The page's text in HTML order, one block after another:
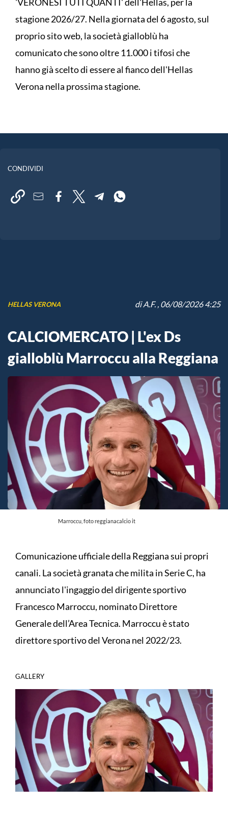
stagione 2026/27. Nella giornata del 6 agosto, sul
proprio sito web, la società gialloblù ha
comunicato che sono oltre 11.000 i tifosi che
hanno già scelto di essere al fianco dell'Hellas
Verona nella prossima stagione.
CONDIVIDI
HELLAS VERONA diA.F., 06/08/2026 4:25
CALCIOMERCATO | L'ex Ds
gialloblù Marroccu alla Reggiana
Marroccu, foto reggianacalcio it
Comunicazione ufficiale della Reggiana sui propri
canali. La società granata che milita in Serie C, ha
annunciato l'ingaggio del dirigente sportivo
Francesco Marroccu, nominato Direttore
Generale dell’Area Tecnica. Marroccu è stato
direttore sportivo del Verona nel 2022/23.
GALLERY